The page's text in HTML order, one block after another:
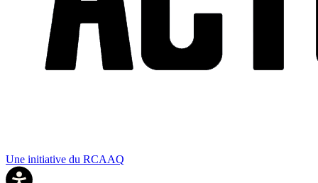
Une initiative du RCAAQ